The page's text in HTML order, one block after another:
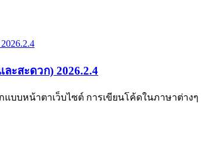
ละสะดวก) 2026.2.4
แบบหน้าตาเว็บไซต์ การเขียนโค้ดในภาษาต่าง